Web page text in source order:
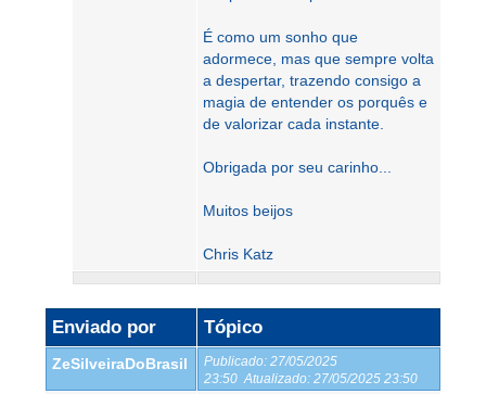
É como um sonho que
adormece, mas que sempre volta
a despertar, trazendo consigo a
magia de entender os porquês e
de valorizar cada instante.
Obrigada por seu carinho...
Muitos beijos
Chris Katz
Enviado por Tópico
ZeSilveiraDoBrasil Publicado: 27/05/2025
23:50 Atualizado: 27/05/2025 23:50